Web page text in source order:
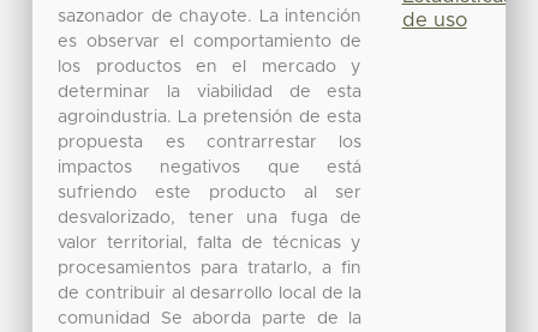
sazonador de chayote. La intención
es observar el comportamiento de
los productos en el mercado y
determinar la viabilidad de esta
agroindustria. La pretensión de esta
propuesta es contrarrestar los
impactos negativos que está
sufriendo este producto al ser
desvalorizado, tener una fuga de
valor territorial, falta de técnicas y
procesamientos para tratarlo, a fin
de contribuir al desarrollo local de la
comunidad Se aborda parte de la
de uso